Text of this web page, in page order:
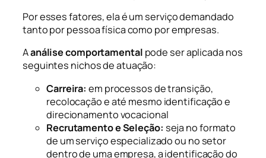
Por esses fatores, ela é um serviço demandado
tanto por pessoa física como por empresas.
Aanálise comportamental pode ser aplicada nos
seguintes nichos de atuação:
Carreira: em processos de transição,
recolocação e até mesmo identificação e
direcionamento vocacional
Recrutamento e Seleção: seja no formato
de um serviço especializado ou no setor
dentro de uma empresa, a identificação do